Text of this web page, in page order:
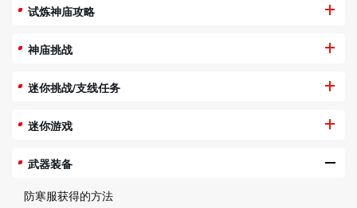
试炼神庙攻略
神庙挑战
迷你挑战/支线任务
迷你游戏
武器装备
防寒服获得的方法